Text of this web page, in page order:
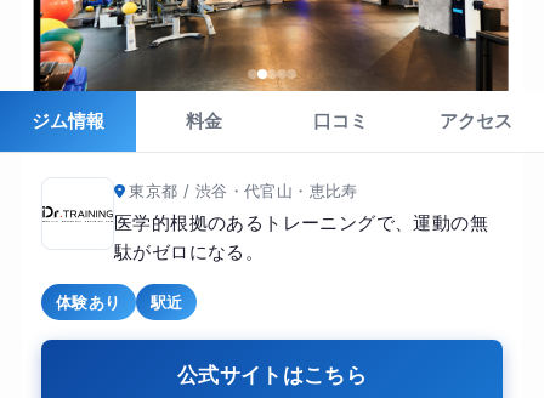
ジム情報 料金 口コミ アクセス
東京都 / 渋谷・代官山・恵比寿
医学的根拠のあるトレーニングで、運動の無
駄がゼロになる。
体験あり 駅近
公式サイトはこちら